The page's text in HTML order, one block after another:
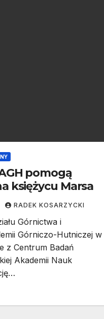
pomogą
księżycu Marsa
RADEK KOSARZYCKI
Górnictwa i
Górniczo-Hutniczej w
z Centrum Badań
Akademii Nauk